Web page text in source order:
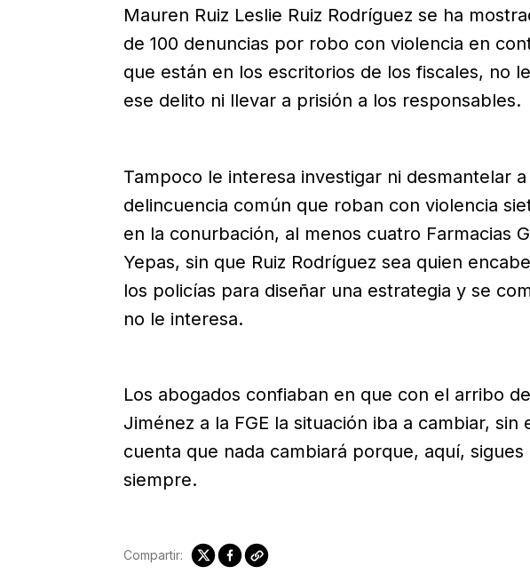
Mauren Ruiz Leslie Ruiz Rodríguez se ha
de 100 denuncias por robo con violencia en
que están en los escritorios de los fiscales, no
ese delito ni llevar a prisión a los responsables.
Tampoco le interesa investigar ni desmantelar
delincuencia común que roban con violencia
en la conurbación, al menos cuatro Farmacias
Yepas, sin que Ruiz Rodríguez sea quien
los policías para diseñar una estrategia y se
no le interesa.
Los abogados confiaban en que con el arribo
Jiménez a la FGE la situación iba a cambiar,
cuenta que nada cambiará porque, aquí, sigues
siempre.
Compartir: